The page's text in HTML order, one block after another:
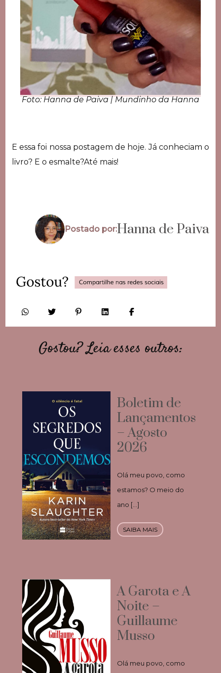
Foto: Hanna de Paiva | Mundinho da Hanna
E essa foi nossa postagem de hoje. Já conheciam o
livro? E o esmalte?Até mais!
Postado por:Hanna de Paiva
Gostou? Leia esses outros:
Boletim de
Lançamentos
– Agosto
2026
Olá meu povo, como
estamos? O meio do
ano […]
SAIBA MAIS
A Garota e A
Noite –
Guillaume
Musso
Olá meu povo, como